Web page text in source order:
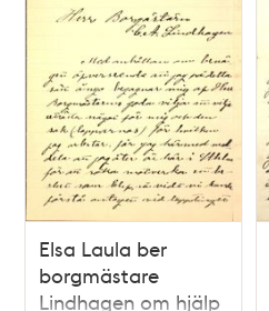
Elsa Laula ber
borgmästare
Lindhagen om hjälp